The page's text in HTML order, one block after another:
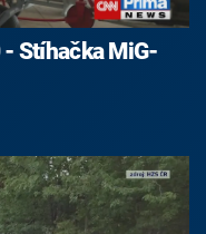
Stíhačka MiG-